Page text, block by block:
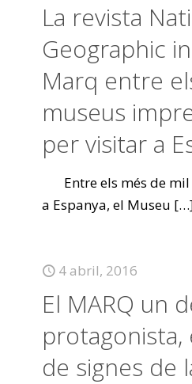
La revista
Geographic
Marq entre
museus
per visitar a
Entre els més de mil
a Espanya, el Museu
4 abril, 2016
El MARQ un
protagonista,
de signes de